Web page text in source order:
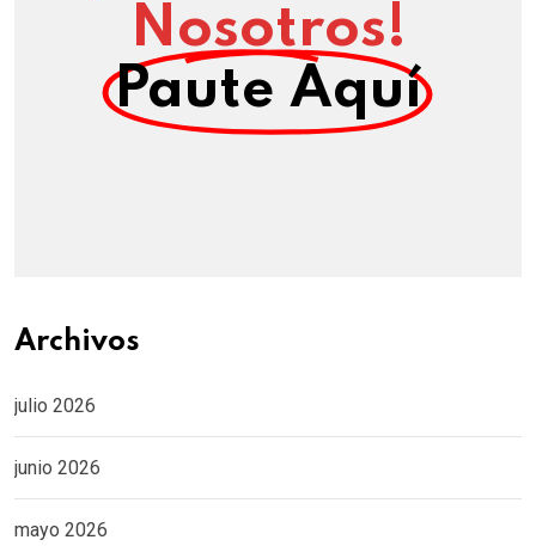
Nosotros!
Paute Aquí
Archivos
julio 2026
junio 2026
mayo 2026